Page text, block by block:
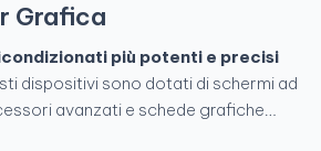
Grafica
più potenti e precisi
dispositivi sono dotati di schermi ad
avanzati e schede grafiche
ideali per lavorare con